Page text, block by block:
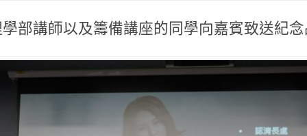
部講師以及籌備講座的同學向嘉賓致送紀